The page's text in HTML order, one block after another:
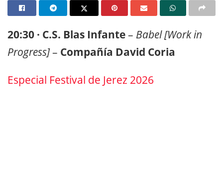
20:30 · C.S. Blas Infante– Babel [Work in
Progress]– Compañía David Coria
Especial Festival de Jerez 2026